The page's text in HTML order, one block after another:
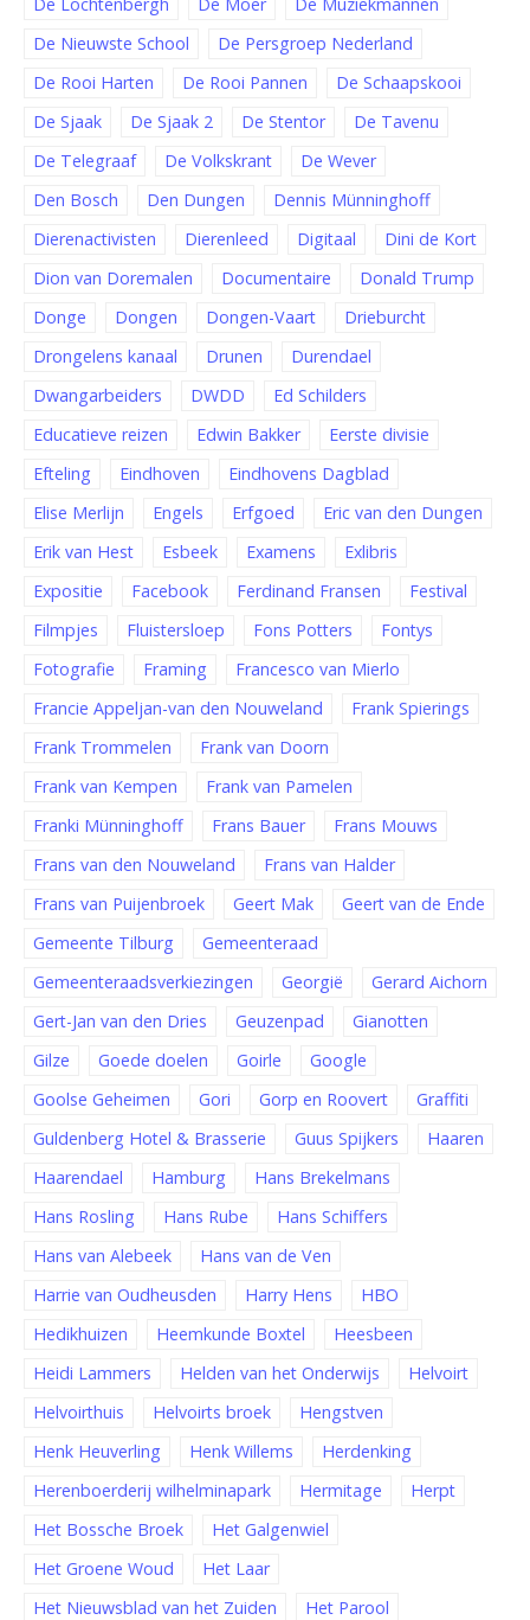
De Nieuwste School
De Persgroep Nederland
De Rooi Harten
De Rooi Pannen
De Schaapskooi
De Sjaak
De Sjaak 2 De Stentor
De Tavenu
De Telegraaf
De Volkskrant
De Wever
Den Bosch
Den Dungen
Dennis Münninghoff
Dierenactivisten
Dierenleed Digitaal
Dini de Kort
Dion van Doremalen
Documentaire
Donald Trump
Donge
Dongen Dongen-Vaart
Drieburcht
Drongelens kanaal
Drunen
Durendael
Dwangarbeiders
DWDD
Ed Schilders
Educatieve reizen
Edwin Bakker
Eerste divisie
Efteling
Eindhoven
Eindhovens Dagblad
Elise Merlijn
Engels Erfgoed
Eric van den Dungen
Erik van Hest
Esbeek Examens
Exlibris
Expositie
Facebook Ferdinand Fransen
Festival
Filmpjes
Fluistersloep Fons Potters
Fontys
Fotografie
Framing
Francesco van Mierlo
Francie Appeljan-van den Nouweland
Frank Spierings
Frank Trommelen
Frank van Doorn
Frank van Kempen
Frank van Pamelen
Franki Münninghoff
Frans Bauer
Frans Mouws
Frans van den Nouweland
Frans van Halder
Frans van Puijenbroek
Geert Mak
Geert van de Ende
Gemeente Tilburg
Gemeenteraad
Gemeenteraadsverkiezingen
Georgië
Gerard Aichorn
Gert-Jan van den Dries
Geuzenpad
Gianotten
Gilze
Goede doelen Goirle
Google
Goolse Geheimen
Gori Gorp en Roovert
Graffiti
Guldenberg Hotel & Brasserie
Guus Spijkers
Haaren
Haarendael
Hamburg
Hans Brekelmans
Hans Rosling
Hans Rube
Hans Schiffers
Hans van Alebeek
Hans van de Ven
Harrie van Oudheusden
Harry Hens
HBO
Hedikhuizen
Heemkunde Boxtel
Heesbeen
Heidi Lammers
Helden van het Onderwijs
Helvoirt
Helvoirthuis
Helvoirts broek
Hengstven
Henk Heuverling
Henk Willems
Herdenking
Herenboerderij wilhelminapark
Hermitage
Herpt
Het Bossche Broek
Het Galgenwiel
Het Groene Woud
Het Laar
Het Nieuwsblad van het Zuiden
Het Parool